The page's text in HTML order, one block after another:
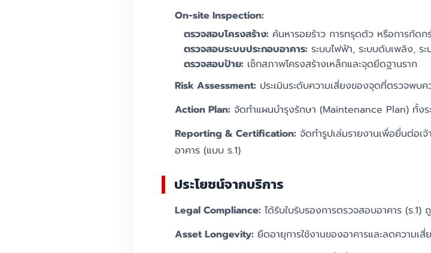
On-site Inspection:
ตรวจสอบโครงสร้าง: ค้นหารอยร้าว การทรุดตัว หรือการกัดก
ตรวจสอบระบบประกอบอาคาร: ระบบไฟฟ้า, ระบบดับเพลิง, ร
ตรวจสอบป้าย: เช็กสภาพโครงสร้างเหล็กและจุดยึดฐานราก
Risk Assessment: ประเมินระดับความเสี่ยงของจุดที่ตรวจพบ
Action Plan: จัดทำแผนบำรุงรักษา (Maintenance Plan) ทั้งระ
Reporting & Certification: จัดทำรูปเล่มรายงานเพื่อยื่นต่อ
อาคาร (แบบ ร.1)
ประโยชน์จากบริการ
Legal Compliance: ได้รับใบรับรองการตรวจสอบอาคาร (ร
Asset Longevity: ยืดอายุการใช้งานของอาคารและลดความเ